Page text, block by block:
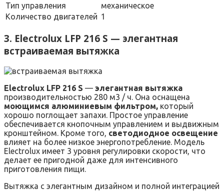
Тип управления
механическое
Количество двигателей 1
3. Electrolux LFP 216 S — элегантная
встраиваемая вытяжка
Electrolux LFP 216 S — элегантная вытяжка
производительностью 280 м3 / ч. Она оснащена
моющимся алюминиевым фильтром, который
хорошо поглощает запахи. Простое управление
обеспечивается кнопочным управлением и выдвижным
кронштейном. Кроме того, светодиодное освещение
влияет на более низкое энергопотребление. Модель
Electrolux имеет 3 уровня регулировки скорости, что
делает ее пригодной даже для интенсивного
приготовления пищи.
Вытяжка с элегантным дизайном и полной интеграцией